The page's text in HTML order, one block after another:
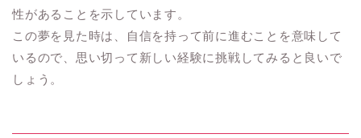
性があることを示しています。
この夢を見た時は、自信を持って前に進むことを意味して
いるので、思い切って新しい経験に挑戦してみると良いで
しょう。